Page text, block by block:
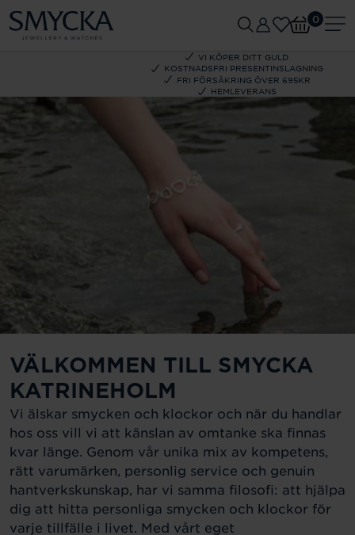
VI KÖPER DITT GULD
KOSTNADSFRI PRESENTINSLAGNING
FRI FÖRSÄKRING ÖVER 695KR
HEMLEVERANS
0
VÄLKOMMEN TILL SMYCKA
KATRINEHOLM
Vi älskar smycken och klockor och när du handlar
hos oss vill vi att känslan av omtanke ska finnas
kvar länge. Genom vår unika mix av kompetens,
rätt varumärken, personlig service och genuin
hantverkskunskap, har vi samma filosofi: att hjälpa
dig att hitta personliga smycken och klockor för
varje tillfälle i livet. Med vårt eget